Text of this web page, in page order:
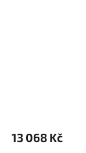
13 068 Kč